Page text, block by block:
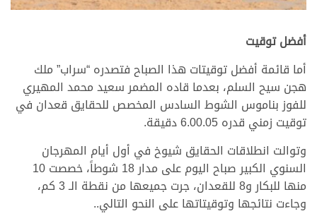
أفضل توقيت
أما قائمة أفضل توقيتات هذا الصباح فتصدره “سراب” ملك
هجن سيح السلم، بعدما قاده المضمر سعيد محمد المهيري
للفوز بناموس الشوط السادس المخصص للحقايق قعدان في
توقيت زمني قدره 6.00.05 دقيقة.
وتوالت انطلاقات الحقايق شيوخ في أول أيام المهرجان
السنوي الكبير صباح اليوم على مدار 18 شوطاً، خصصت 10
منها للبكار و8 للقعدان، جرت جميعها من نقطة الـ 3 كم،
وجاءت نتائجها وتوقيتاتها على النحو التالي..